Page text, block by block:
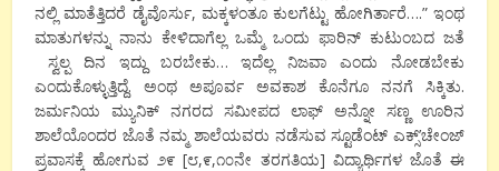
ನಲ್ಲಿ ಮಾತೆತ್ತಿದರೆ ಡೈವೊರ್ಸು, ಮಕ್ಕಳಂತೂ ಕುಲಗೆಟ್ಟು ಹೋಗಿರ್ತಾರೆ….”ಇಂಥ
ಮಾತುಗಳನ್ನು ನಾನು ಕೇಳಿದಾಗೆಲ್ಲ ಒಮ್ಮೆ ಒಂದು ಫಾರಿನ್ ಕುಟುಂಬದ ಜತೆ
ಸ್ವಲ್ಪ ದಿನ ಇದ್ದು ಬರಬೇಕು… ಇದೆಲ್ಲ ನಿಜವಾ ಎಂದು ನೋಡಬೇಕು
ಎಂದುಕೊಳ್ಳುತ್ತಿದ್ದೆ. ಅಂಥ ಅಪೂರ್ವ ಅವಕಾಶ ಕೊನೆಗೂ ನನಗೆ ಸಿಕ್ಕಿತು.
ಜರ್ಮನಿಯ ಮ್ಯುನಿಕ್ ನಗರದ ಸಮೀಪದ ಲಾಫ್ ಅನ್ನೋ ಸಣ್ಣ ಊರಿನ
ಶಾಲೆಯೊಂದರ ಜೊತೆ ನಮ್ಮ ಶಾಲೆಯವರು ನಡೆಸುವ ಸ್ಟೂಡೆಂಟ್ ಎಕ್ಸ್’ಚೇಂಜ್
ಪ್ರವಾಸಕ್ಕೆ ಹೋಗುವ ೨೯ [೮,೯,೧೦ನೇ ತರಗತಿಯ] ವಿದ್ಯಾರ್ಥಿಗಳ ಜೊತೆ ಈ